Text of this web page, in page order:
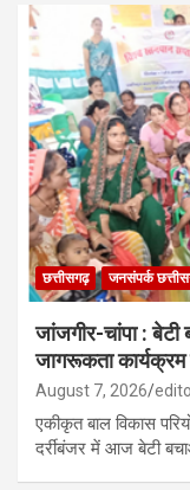
छत्तीसगढ़ जनसंपर्क
जांजगीर-चांपा :
जागरूकता
August 7, 2026
एकीकृत बाल विकास
दर्रीबंजर में आज बेटी